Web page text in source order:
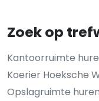
Zoek op
Kantoorruimte
Koerier Hoeksche
Opslagruimte